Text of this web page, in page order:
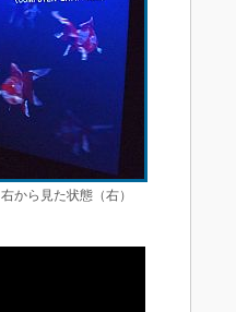
から見た状態（右）